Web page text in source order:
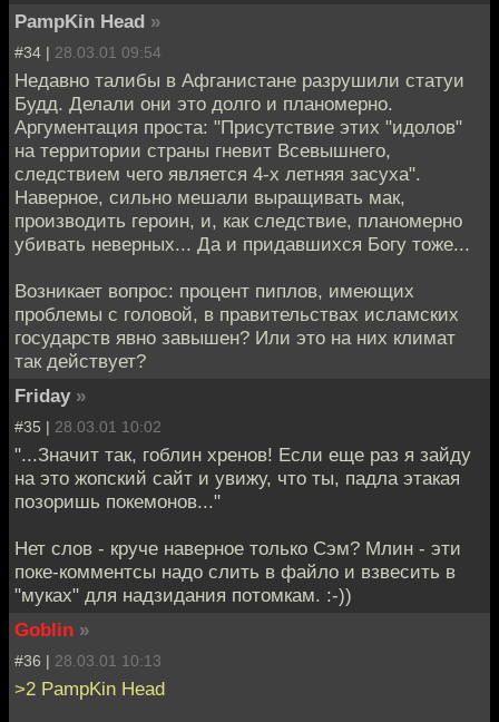
PampKin Head »
#34 | 28.03.01 09:54
Недавно талибы в Афганистане разрушили статуи
Будд. Делали они это долго и планомерно.
Аргументация проста: "Присутствие этих "идолов"
на территории страны гневит Всевышнего,
следствием чего является 4-х летняя засуха".
Наверное, сильно мешали выращивать мак,
производить героин, и, как следствие, планомерно
убивать неверных... Да и придавшихся Богу тоже...
Возникает вопрос: процент пиплов, имеющих
проблемы с головой, в правительствах исламских
государств явно завышен? Или это на них климат
так действует?
Friday »
#35 | 28.03.01 10:02
"...Значит так, гоблин хренов! Если еще раз я зайду
на это жопский сайт и увижу, что ты, падла этакая
позоришь покемонов..."
Нет слов - круче наверное только Сэм? Млин - эти
поке-комментсы надо слить в файло и взвесить в
"муках" для надзидания потомкам. :-))
Goblin »
#36 | 28.03.01 10:13
>2 PampKin Head